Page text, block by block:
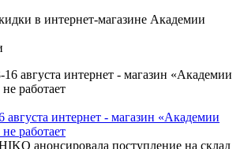
в интернет-магазине Академии
августа интернет - магазин «Академии
работает